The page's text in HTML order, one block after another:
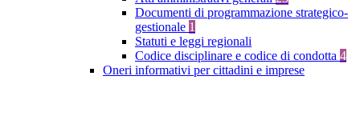
Documenti di programmazione strategico-
gestionale 1
Statuti e leggi regionali
Codice disciplinare e codice di condotta 4
Oneri informativi per cittadini e imprese